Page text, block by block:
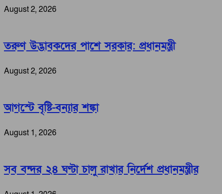
August 2, 2026
তরুণ উদ্ভাবকদের পাশে সরকার: প্রধানমন্ত্রী
August 2, 2026
আগস্টে বৃষ্টি-বন্যার শঙ্কা
August 1, 2026
সব বন্দর ২৪ ঘণ্টা চালু রাখার নির্দেশ প্রধানমন্ত্রীর